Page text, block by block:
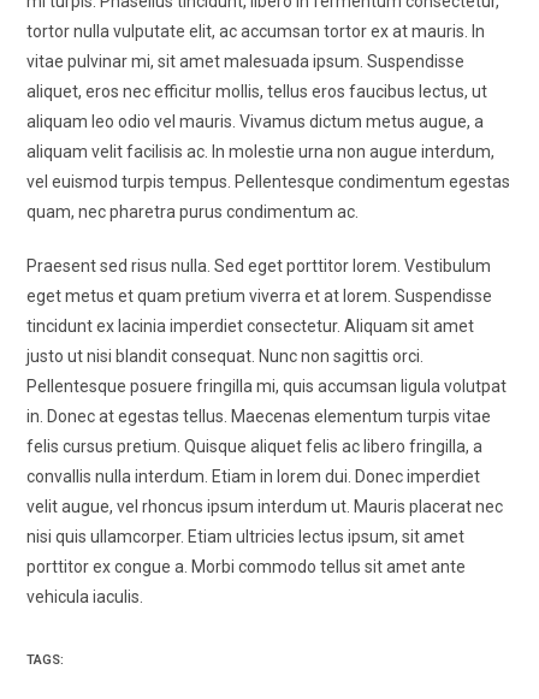
tortor nulla vulputate elit, ac accumsan tortor ex at mauris. In
vitae pulvinar mi, sit amet malesuada ipsum. Suspendisse
aliquet, eros nec efficitur mollis, tellus eros faucibus lectus, ut
aliquam leo odio vel mauris. Vivamus dictum metus augue, a
aliquam velit facilisis ac. In molestie urna non augue interdum,
vel euismod turpis tempus. Pellentesque condimentum egestas
quam, nec pharetra purus condimentum ac.
Praesent sed risus nulla. Sed eget porttitor lorem. Vestibulum
eget metus et quam pretium viverra et at lorem. Suspendisse
tincidunt ex lacinia imperdiet consectetur. Aliquam sit amet
justo ut nisi blandit consequat. Nunc non sagittis orci.
Pellentesque posuere fringilla mi, quis accumsan ligula volutpat
in. Donec at egestas tellus. Maecenas elementum turpis vitae
felis cursus pretium. Quisque aliquet felis ac libero fringilla, a
convallis nulla interdum. Etiam in lorem dui. Donec imperdiet
velit augue, vel rhoncus ipsum interdum ut. Mauris placerat nec
nisi quis ullamcorper. Etiam ultricies lectus ipsum, sit amet
porttitor ex congue a. Morbi commodo tellus sit amet ante
vehicula iaculis.
TAGS: